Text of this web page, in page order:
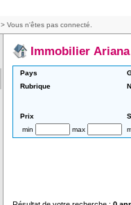
> Vous n'êtes pas connecté.
Immobilier Ariana
Pays
Rubrique
Prix
min
max